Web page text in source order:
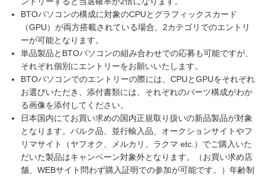
BTOパソコンの構成に対象のCPUとグラフィックスカード
（GPU）が両方搭載されている場合、2カテゴリでのエントリ
ーが可能となります。
単品製品とBTOパソコンの組み合わせでの応募も可能ですが、
それぞれ個別にエントリーをお願いいたします。
BTOパソコンでのエントリーの際には、CPUとGPUをそれぞれ
お選びいただき、添付書類には、それぞれのパーツ構成がわか
る画像を添付してください。
日本国内にてお買い求めの国内正規取り扱いの新品製品が対象
となります。バルク品、並行輸入品、オークションサイトやフ
リマサイト（ヤフオク、メルカリ、ラクマ etc.）でご購入いた
だいた製品はキャンペーン対象外となります。（お買い求め店
舗、WEBサイト問わず購入証明での参加が可能です。）年齢制